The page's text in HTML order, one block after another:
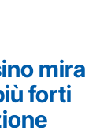
mira
forti